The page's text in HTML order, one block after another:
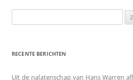
naar:
RECENTE BERICHTEN
Uit de nalatenschap van Hans Warren